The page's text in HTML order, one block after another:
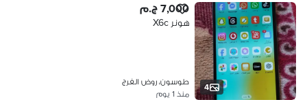
4
7,000 ج.م
هونر X6c
طوسون، روض الفرج
منذ 1 يوم